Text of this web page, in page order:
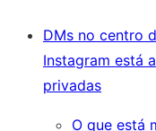
DMs no centro
Instagram está
privadas
O que está